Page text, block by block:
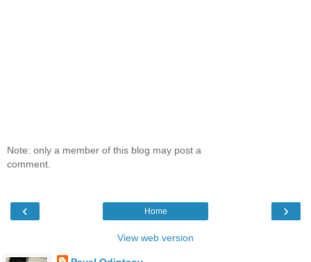
Note: only a member of this blog may post a
comment.
‹ ›
Home
View web version